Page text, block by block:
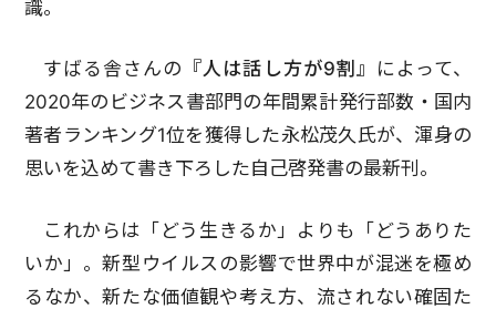
識。
すばる舎さんの 『人は話し方が9割』
によって、
2020年のビジネス書部門の年間累計発行部数・国内
著者ランキング1位を獲得した永松茂久氏が、渾身の
思いを込めて書き下ろした自己啓発書の最新刊。
これからは「どう生きるか」よりも「どうありた
いか」。新型ウイルスの影響で世界中が混迷を極め
るなか、新たな価値観や考え方、流されない確固た